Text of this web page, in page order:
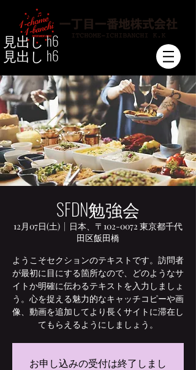
見出し h6
見出し h6
SFDN勉強会
12月07日(土)
  |
日本、〒102-0072 東京都千代
田区飯田橋
ようこそセクションのテキストです。訪問者
が最初に目にする箇所なので、どのようなサ
イトか明確に伝わるテキストを入力しましょ
う。心を捉える魅力的なキャッチコピーや画
像、動画を追加してより長くサイトに滞在し
てもらえるようにしましょう。
お申し込みの受付は終了しまし